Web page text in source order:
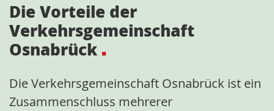
Die Vorteile der
Verkehrsgemeinschaft
Osnabrück
Die Verkehrsgemeinschaft Osnabrück ist ein
Zusammenschluss mehrerer